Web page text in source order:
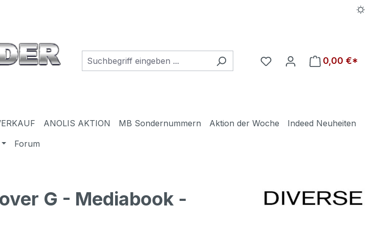
Du hast 0 Produkte auf
0,00 €*
ANOLIS AKTION MB Sondernummern Aktion der Woche
Indeed Neuheiten
Forum
G - Mediabook -